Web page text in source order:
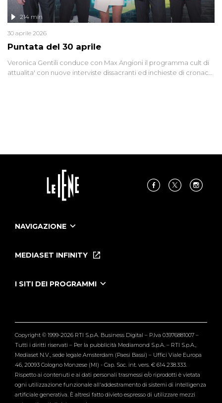
Puntata del 30 aprile
214 min
30 aprile 2026
Veronica Gentili conduce con Max Angioni il programma cult di
attualita' con nuove interviste dissacranti ed inchieste di cronaca
NAVIGAZIONE
Le Iene Presentano Inside
Tutti i servizi
MEDIASET INFINITY
I SITI DEI PROGRAMMI
Verissimo
Copyright © 1999-2026 RTI S.p.A. Business Digital – P.Iva 03976881007 –
Tutti i diritti riservati – Per la pubblicità Mediamond S.p.A. – RTI S.p.A.,
Mediaset N.V., sede legale Amsterdam (Paesi Bassi) – Uffici Viale Europa
46, 20093 Cologno Monzese (MI) - Cap. Soc. int. vers. € 614.238.333.
Rispetto ai contenuti e ai dati personali trasmessi e/o riprodotti è vietata
ogni utilizzazione funzionale all'addestramento di sistemi di intelligenza
artificiale generativa. È altresì fatto divieto espresso di utilizzare mezzi